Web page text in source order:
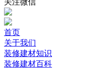
首页
关于我们
装修建材知识
装修建材百科